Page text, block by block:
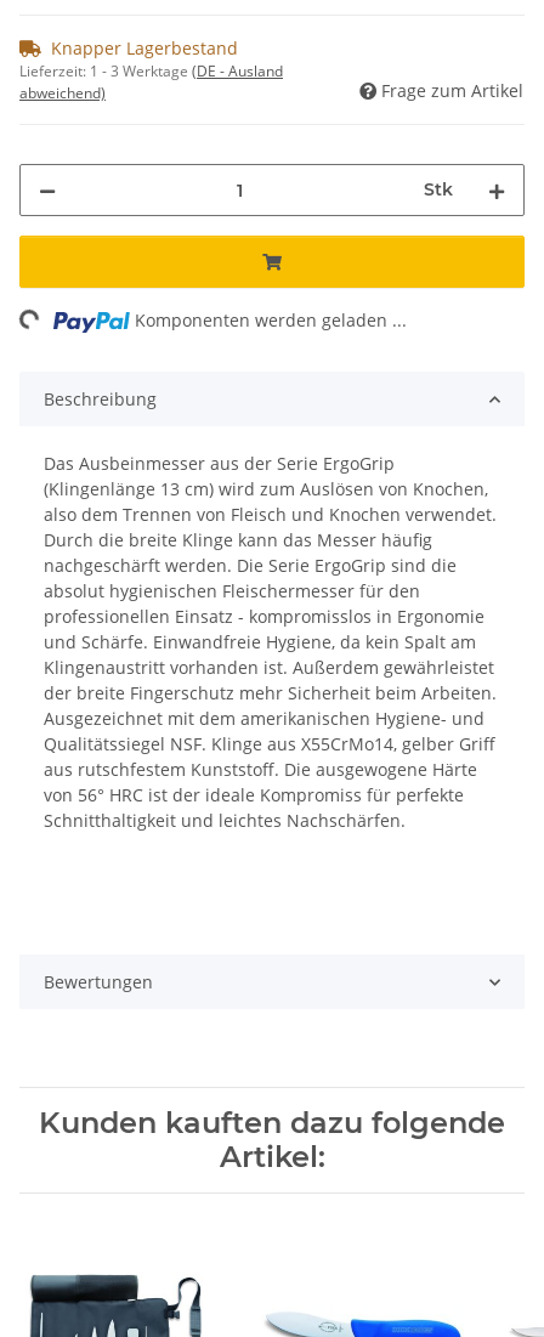
Knapper Lagerbestand
Lieferzeit: 1 - 3 Werktage (DE - Ausland
abweichend)
Frage zum Artikel
Stk
Komponenten werden geladen ...
Beschreibung
Das Ausbeinmesser aus der Serie ErgoGrip
(Klingenlänge 13 cm) wird zum Auslösen von Knochen,
also dem Trennen von Fleisch und Knochen verwendet.
Durch die breite Klinge kann das Messer häufig
nachgeschärft werden. Die Serie ErgoGrip sind die
absolut hygienischen Fleischermesser für den
professionellen Einsatz - kompromisslos in Ergonomie
und Schärfe. Einwandfreie Hygiene, da kein Spalt am
Klingenaustritt vorhanden ist. Außerdem gewährleistet
der breite Fingerschutz mehr Sicherheit beim Arbeiten.
Ausgezeichnet mit dem amerikanischen Hygiene- und
Qualitätssiegel NSF. Klinge aus X55CrMo14, gelber Griff
aus rutschfestem Kunststoff. Die ausgewogene Härte
von 56° HRC ist der ideale Kompromiss für perfekte
Schnitthaltigkeit und leichtes Nachschärfen.
Bewertungen
Kunden kauften dazu folgende
Artikel: